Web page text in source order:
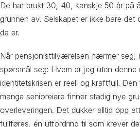
De har brukt 30, 40, kanskje 50 år på
grunnen av. Selskapet er ikke bare det
de er.
Når pensjonisttilværelsen nærmer seg,
spørsmål seg: Hvem er jeg uten denne
identitetskrisen er reell og kraftfull.
mange senioreiere finner stadig nye
overleveringen. Det dukker alltid opp
fullføres, én utfordring til som krever